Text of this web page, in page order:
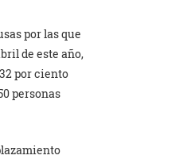
por las que
de este año,
por ciento
personas